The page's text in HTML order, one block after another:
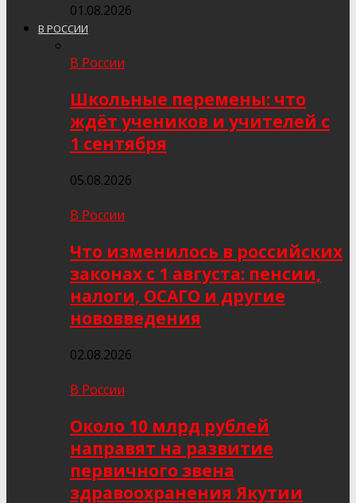
01.08.2026
В РОССИИ
В России
Школьные перемены: что
ждёт учеников и учителей с
1 сентября
05.08.2026
В России
Что изменилось в российских
законах с 1 августа: пенсии,
налоги, ОСАГО и другие
нововведения
02.08.2026
В России
Около 10 млрд рублей
направят на развитие
первичного звена
здравоохранения Якутии